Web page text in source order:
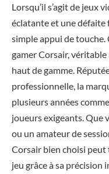
Lorsqu’il s’agit de jeux
éclatante et une défaite
simple appui de touche.
gamer Corsair, véritable
haut de gamme.
professionnelle, la
plusieurs années
joueurs exigeants. Que
ou un amateur de
Corsair bien choisi
jeu grâce à sa précision